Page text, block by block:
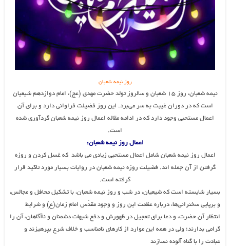
روز نیمه شعبان
نیمه شعبان، روز ۱۵ شعبان و سالروز تولد حضرت مهدی (عج)، امام دوازدهم شیعیان
است که در دوران غیبت به سر می‌برد. این روز فضیلت فراوانی دارد و برای آن
اعمال مستحبی وجود دارد که در ادامه مقاله اعمال روز نیمه شعبان گردآوری شده
است.
اعمال روز نیمه شعبان:
اعمال روز نیمه شعبان شامل اعمال مستحبی زیادی می باشد که غسل کردن و روزه
گرفتن از آن جمله اند. فضیلت روزه نیمه شعبان در روایات بسیار مورد تاکید قرار
گرفته است.
بسیار شایسته است که شیعیان، در شب و روز نیمه شعبان، با تشکیل محافل و مجالس،
و برپایی سخنرانی‌ها، درباره عظمت این روز و وجود مقدّس امام زمان(ع) و شرایط
انتظار آن حضرت، و دعا برای تعجیل در ظهورش و دفع شبهات دشمنان و ناآگاهان، آن را
گرامی بدارند؛ ولی در همه این موارد از کارهای نامناسب و خلاف شرع بپرهیزند و
عبادت را با گناه آلوده نسازند